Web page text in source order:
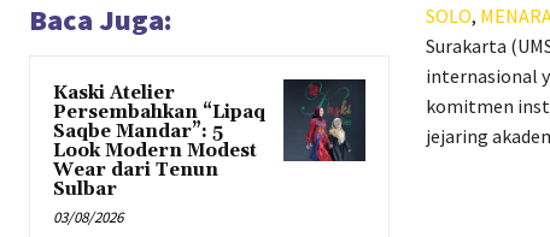
Baca Juga:
Kaski Atelier
Persembahkan “Lipaq
Saqbe Mandar”: 5
Look Modern Modest
Wear dari Tenun
Sulbar
03/08/2026
SOLO,
Surakarta
internasional
komitmen
jejaring